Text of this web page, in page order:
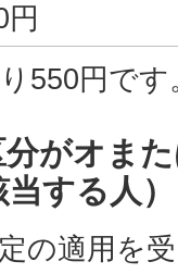
円
550円です
がオま
する人）
の適用を